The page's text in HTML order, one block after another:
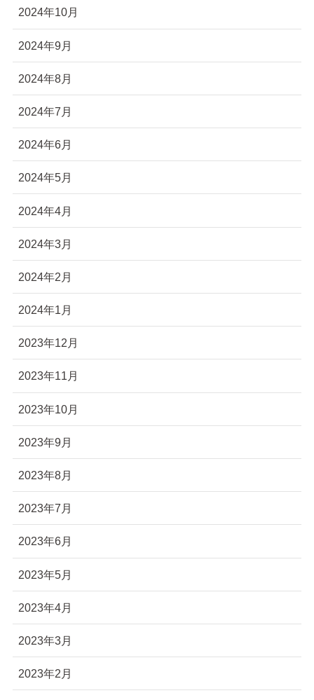
2024年10月
2024年9月
2024年8月
2024年7月
2024年6月
2024年5月
2024年4月
2024年3月
2024年2月
2024年1月
2023年12月
2023年11月
2023年10月
2023年9月
2023年8月
2023年7月
2023年6月
2023年5月
2023年4月
2023年3月
2023年2月